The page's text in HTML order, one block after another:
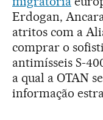
Erdogan,
atritos com a
comprar o
antimísseis S-
a qual a OTAN
informação